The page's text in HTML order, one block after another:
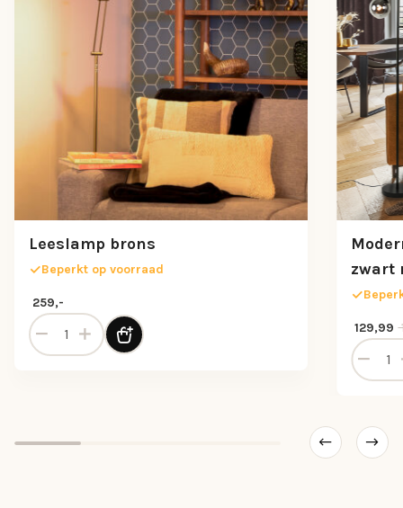
Leeslamp brons
Beperkt op voorraad
259,-
Leeslamp brons aantal
zwart
129,99